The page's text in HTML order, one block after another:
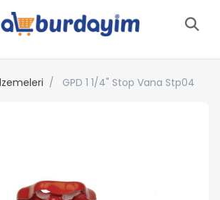
GPD 1 1/4" Stop Vana Stp04